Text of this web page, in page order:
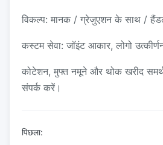
विकल्प: मानक / ग्रेजुएशन के साथ /
कस्टम सेवा: जॉइंट आकार, लोगो
कोटेशन, मुफ्त नमूने और थोक खरीद
संपर्क करें।
पिछला: